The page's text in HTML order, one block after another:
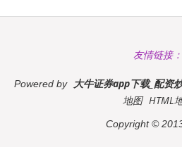
友情链接：
Powered by 大牛证券app下载_配资
地图 HTML
Copyright©